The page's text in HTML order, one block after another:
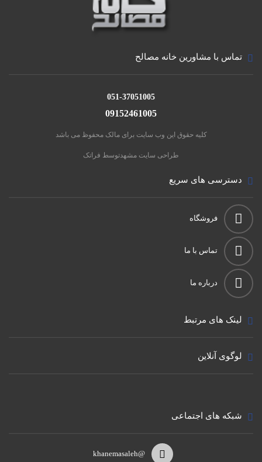
تماس با مشاورین خانه مصالح
051-37051005
09152461005
کلیه حقوق این وب سایت برای مالک محفوظ می باشد
طراحی سایت مشهدتوسط فراتک
دسترسی های سریع
فروشگاه
تماس با ما
درباره ما
لینک های مرتبط
لوگوی آنلاین
شبکه های اجتماعی
@khanemasaleh